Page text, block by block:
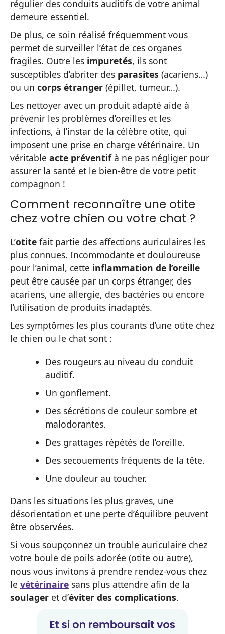
régulier des conduits auditifs de votre animal
demeure essentiel.
De plus, ce soin réalisé fréquemment vous
permet de surveiller l’état de ces organes
fragiles. Outre les impuretés, ils sont
susceptibles d’abriter des parasites (acariens…)
ou un corps étranger (épillet, tumeur…).
Les nettoyer avec un produit adapté aide à
prévenir les problèmes d’oreilles et les
infections, à l’instar de la célèbre otite, qui
imposent une prise en charge vétérinaire. Un
véritable acte préventifà ne pas négliger pour
assurer la santé et le bien-être de votre petit
compagnon !
Comment reconnaître une otite
chez votre chien ou votre chat ?
L’otite fait partie des affections auriculaires les
plus connues. Incommodante et douloureuse
pour l’animal, cette inflammation de l’oreille
peut être causée par un corps étranger, des
acariens, une allergie, des bactéries ou encore
l’utilisation de produits inadaptés.
Les symptômes les plus courants d’une otite chez
le chien ou le chat sont :
Des rougeurs au niveau du conduit
auditif.
Un gonflement.
Des sécrétions de couleur sombre et
malodorantes.
Des grattages répétés de l’oreille.
Des secouements fréquents de la tête.
Une douleur au toucher.
Dans les situations les plus graves, une
désorientation et une perte d’équilibre peuvent
être observées.
Si vous soupçonnez un trouble auriculaire chez
votre boule de poils adorée (otite ou autre),
nous vous invitons à prendre rendez-vous chez
le vétérinaire sans plus attendre afin de la
soulager et d’éviter des complications.